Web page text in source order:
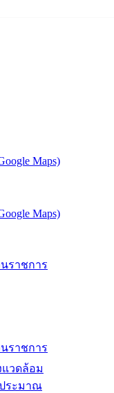
Maps)
ราชการ
วดล้อม
ระมาณ
Maps)
ราชการ
ครสรรหาและ
ำปีงบประมาณ
เรื่อง รับ
คลเพื่อเป็น
าณ พ.ศ.2567
สรรเป็นพนักงานจ้าง
จ้าหน้าที่ ชั้น 3 ศูนย์
รือโหลดใบสมัครได้ที่
นที่ 18 มกราคม 2567
– 12.00 น. และ
ติมได้ที่ ฝ่ายสรรหา